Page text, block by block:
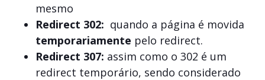
mesmo
Redirect 302: quando a página é movida
temporariamente pelo redirect.
Redirect 307: assim como o 302 é um
redirect temporário, sendo considerado